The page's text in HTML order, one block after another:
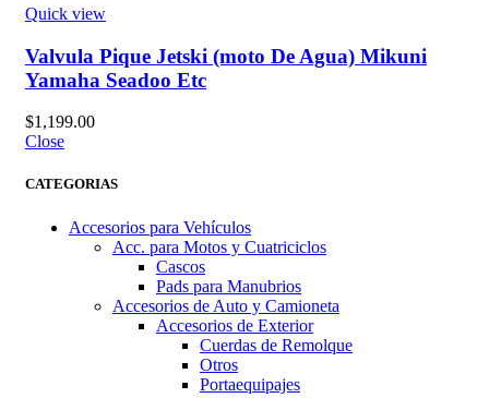
Close
CATEGORIAS
Accesorios para Vehículos
Acc. para Motos y Cuatriciclos
Cascos
Pads para Manubrios
Accesorios de Auto y Camioneta
Accesorios de Exterior
Cuerdas de Remolque
Otros
Portaequipajes
Quick view
Valvula Pique Jetski (moto De Agua) Mikuni
Yamaha Seadoo Etc
$1,199.00